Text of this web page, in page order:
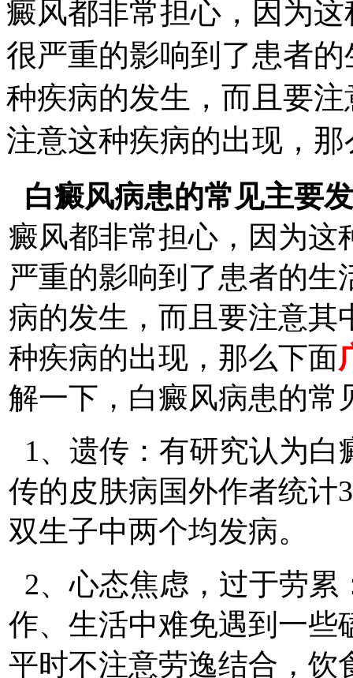
癜风都非常担心，因为
很严重的影响到了患者
种疾病的发生，而且要
注意这种疾病的出现，
白癜风病患的常见主要
癜风都非常担心，因为这
严重的影响到了患者的
病的发生，而且要注意其
种疾病的出现，那么下面
解一下，白癜风病患的常
1、遗传：有研究认为
传的皮肤病国外作者统计
双生子中两个均发病。
2、心态焦虑，过于劳
作、生活中难免遇到一些
平时不注意劳逸结合，饮